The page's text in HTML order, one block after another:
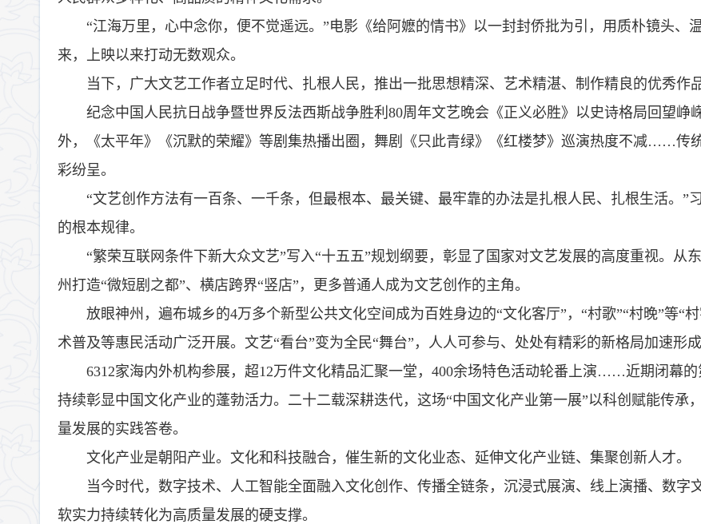
“江海万里，心中念你，便不觉遥远。”电影《给阿嬷的情书》以一封封侨批为引，用质朴镜头、
来，上映以来打动无数观众。
当下，广大文艺工作者立足时代、扎根人民，推出一批思想精深、艺术精湛、制作精良的优秀作品
纪念中国人民抗日战争暨世界反法西斯战争胜利80周年文艺晚会《正义必胜》以史诗格局回望峥
外，《太平年》《沉默的荣耀》等剧集热播出圈，舞剧《只此青绿》《红楼梦》巡演热度不减……传
彩纷呈。
“文艺创作方法有一百条、一千条，但最根本、最关键、最牢靠的办法是扎根人民、扎根生活。”
的根本规律。
“繁荣互联网条件下新大众文艺”写入“十五五”规划纲要，彰显了国家对文艺发展的高度重视。从
州打造“微短剧之都”、横店跨界“竖店”，更多普通人成为文艺创作的主角。
放眼神州，遍布城乡的4万多个新型公共文化空间成为百姓身边的“文化客厅”，“村歌”“村晚”等“
术普及等惠民活动广泛开展。文艺“看台”变为全民“舞台”，人人可参与、处处有精彩的新格局加速形成
6312家海内外机构参展，超12万件文化精品汇聚一堂，400余场特色活动轮番上演……近期闭幕
持续彰显中国文化产业的蓬勃活力。二十二载深耕迭代，这场“中国文化产业第一展”以科创赋能传承
量发展的实践答卷。
文化产业是朝阳产业。文化和科技融合，催生新的文化业态、延伸文化产业链、集聚创新人才。
当今时代，数字技术、人工智能全面融入文化创作、传播全链条，沉浸式展演、线上演播、数
软实力持续转化为高质量发展的硬支撑。